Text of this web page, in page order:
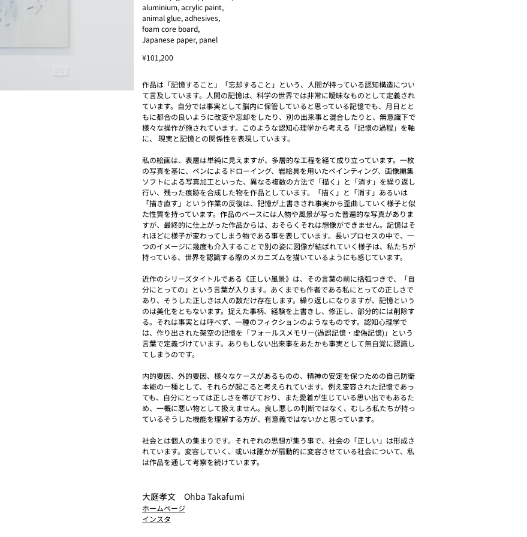
aluminium, acrylic paint,
animal glue, adhesives,
foam core board,
Japanese paper, panel
¥101,200
作品は「記憶すること」「忘却すること」という、人間が持っている認知構造につい
て言及しています。人間の記憶は、科学の世界では非常に曖昧なものとして定義され
ています。自分では事実として脳内に保管していると思っている記憶でも、月日とと
もに都合の良いように改変や忘却をしたり、別の出来事と混合したりと、無意識下で
様々な操作が施されています。このような認知心理学から考える「記憶の過程」を軸
に、 現実と記憶との関係性を表現しています。
私の絵画は、表層は単純に見えますが、多層的な工程を経て成り立っています。一枚
の写真を基に、ペンによるドローイング、岩絵具を用いたペインティング、画像編集
ソフトによる写真加工といった、異なる複数の方法で「描く」と「消す」を繰り返し
行い、残った痕跡を合成した物を作品としています。「描く」と「消す」あるいは
「描き直す」という作業の反復は、記憶が上書きされ事実から歪曲していく様子と似
た性質を持っています。作品のベースには人物や風景が写った普遍的な写真がありま
すが、最終的に仕上がった作品からは、おそらくそれは想像ができません。記憶はそ
れほどに様子が変わってしまう物である事を表しています。長いプロセスの中で、一
つのイメージに幾度も介入することで別の姿に図像が結ばれていく様子は、私たちが
持っている、世界を認識する際のメカニズムを描いているようにも感じています。
近作のシリーズタイトルである《正しい風景》は、その言葉の前に括弧つきで、「自
分にとっての」という言葉が入ります。あくまでも作者である私にとっての正しさで
あり、そうした正しさは人の数だけ存在します。繰り返しになりますが、記憶という
のは美化をともないます。捉えた事柄、経験を上書きし、修正し、部分的には削除す
る。それは事実とは呼べず、一種のフィクションのようなものです。認知心理学で
は、作り出された架空の記憶を「フォールスメモリー(過誤記憶・虚偽記憶)」という
言葉で定義づけています。ありもしない出来事をあたかも事実として無自覚に認識し
てしまうのです。
内的要因、外的要因、様々なケースがあるものの、精神の安定を保つための自己防衛
本能の一種として、それらが起こると考えられています。例え変容された記憶であっ
ても、自分にとっては正しさを帯びており、また愛着が生じている思い出でもあるた
め、一概に悪い物として扱えません。良し悪しの判断ではなく、むしろ私たちが持っ
ているそうした機能を理解する方が、有意義ではないかと思っています。
社会とは個人の集まりです。それぞれの思想が集う事で、社会の「正しい」は形成さ
れています。変容していく、或いは誰かが扇動的に変容させている社会について、私
は作品を通して考察を続けています。
大庭孝文 Ohba Takafumi
ホームページ
インスタ